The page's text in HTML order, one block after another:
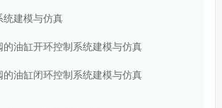
建模与仿真
油缸开环控制系统建模与仿真
油缸闭环控制系统建模与仿真